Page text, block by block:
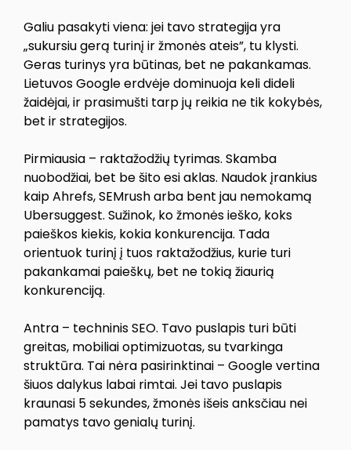
Galiu pasakyti viena: jei tavo strategija yra
„sukursiu gerą turinį ir žmonės ateis”, tu klysti.
Geras turinys yra būtinas, bet ne pakankamas.
Lietuvos Google erdvėje dominuoja keli dideli
žaidėjai, ir prasimušti tarp jų reikia ne tik kokybės,
bet ir strategijos.
Pirmiausia – raktažodžių tyrimas. Skamba
nuobodžiai, bet be šito esi aklas. Naudok įrankius
kaip Ahrefs, SEMrush arba bent jau nemokamą
Ubersuggest. Sužinok, ko žmonės ieško, koks
paieškos kiekis, kokia konkurencija. Tada
orientuok turinį į tuos raktažodžius, kurie turi
pakankamai paieškų, bet ne tokią žiaurią
konkurenciją.
Antra – techninis SEO. Tavo puslapis turi būti
greitas, mobiliai optimizuotas, su tvarkinga
struktūra. Tai nėra pasirinktinai – Google vertina
šiuos dalykus labai rimtai. Jei tavo puslapis
kraunasi 5 sekundes, žmonės išeis anksčiau nei
pamatys tavo genialų turinį.